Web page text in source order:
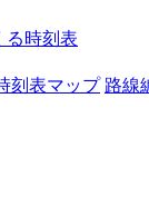
る時刻表
刻表マップ 路線